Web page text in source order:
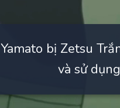
Yamato bị Zetsu
và sử dụng